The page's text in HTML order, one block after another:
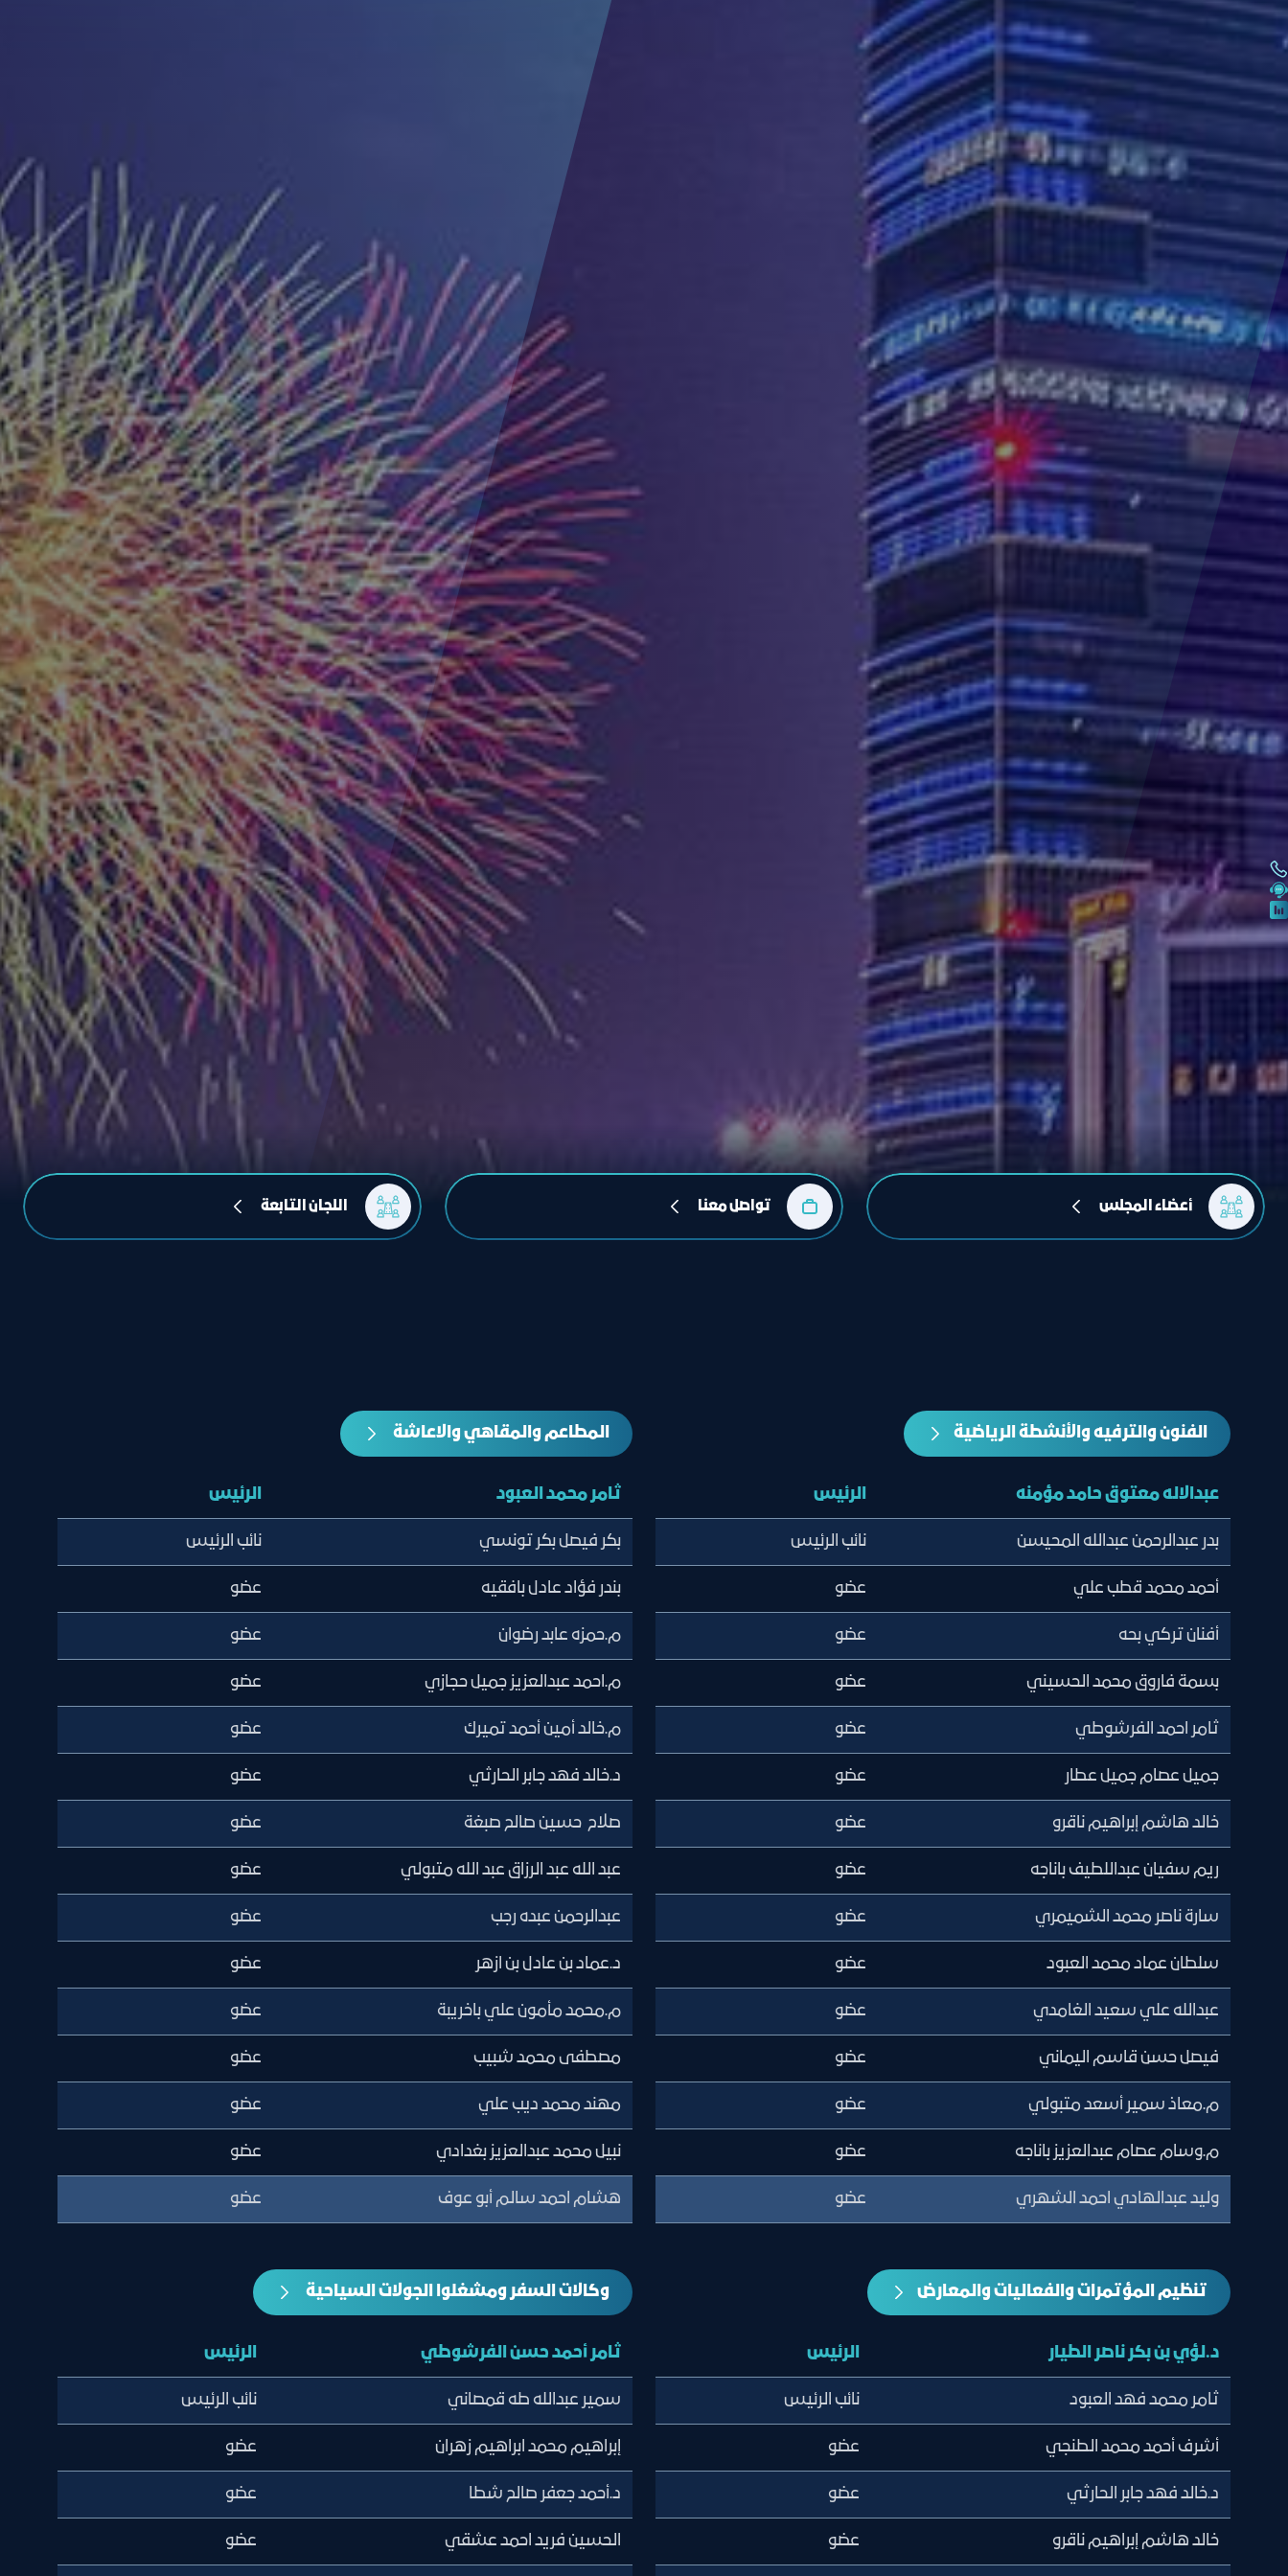
أعضاء المجلس تواصل معنا اللجان التابعة
الفنون والترفيه والأنشطة الرياضية المطاعم والمقاهي والاعاشة
عبدالاله معتوق حامد مؤمنه الرئيس
بدر عبدالرحمن عبدالله المحيسن نائب الرئيس
أحمد محمد قطب علي عضو
أفنان تركي بحه عضو
بسمة فاروق محمد الحسيني عضو
ثامر احمد الفرشوطي عضو
جميل عصام جميل عطار عضو
خالد هاشم إبراهيم ناقرو عضو
ريم سفيان عبداللطيف باناجه عضو
سارة ناصر محمد الشميمري عضو
سلطان عماد محمد العبود عضو
عبدالله علي سعيد الغامدي عضو
فيصل حسن قاسم اليماني عضو
م.معاذ سمير أسعد متبولي عضو
م.وسام عصام عبدالعزيز باناجه عضو
وليد عبدالهادي احمد الشهري عضو
ثامر محمد العبود الرئيس
بكر فيصل بكر تونسي نائب الرئيس
بندر فؤاد عادل بافقيه عضو
م.حمزه عابد رضوان عضو
م.احمد عبدالعزيز جميل حجازي عضو
م.خالد أمين أحمد تميرك عضو
د.خالد فهد جابر الحارثي عضو
صلاح حسين صالح صبغة عضو
عبد الله عبد الرزاق عبد الله متبولي عضو
عبدالرحمن عبده رجب عضو
د.عماد بن عادل بن ازهر عضو
م.محمد مأمون علي باخريبة عضو
مصطفى محمد شبيب عضو
مهند محمد ديب علي عضو
نبيل محمد عبدالعزيز بغدادي عضو
هشام احمد سالم أبو عوف عضو
تنظيم المؤتمرات والفعاليات والمعارض وكالات السفر ومشغلوا الجولات السياحية
د.لؤي بن بكر ناصر الطيار الرئيس
ثامر محمد فهد العبود نائب الرئيس
أشرف أحمد محمد الطنجي عضو
د.خالد فهد جابر الحارثي عضو
خالد هاشم إبراهيم ناقرو عضو
ثامر أحمد حسن الفرشوطي الرئيس
سمير عبدالله طه قمصاني نائب الرئيس
إبراهيم محمد ابراهيم زهران عضو
د.أحمد جعفر صالح شطا عضو
الحسين فريد احمد عشقي عضو